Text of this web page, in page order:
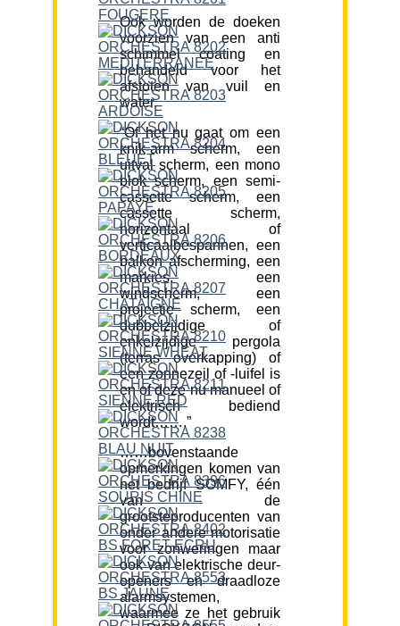
Ook worden de doeken
voorzien van een anti
schimmel coating en
behandeld voor het
afstoten van vuil en
water.
“Of het nu gaat om een
knik-arm scherm, een
uitval scherm, een mono
blok scherm, een semi-
cassette scherm, een
cassette scherm,
horizontaal of
verticaalbespannen, een
balkon afscherming, een
markies, een
windscherm, een
projectie scherm, een
dubbelzijdige of
enkelzijdige pergola
(terras overkapping) of
een zonnezeil of -luifel is
en of deze nu manueel of
elektrisch bediend
wordt…….”
……bovenstaande
opmerkingen komen van
het bedrijf SOMFY, één
van de
grootsteproducenten van
onder andere motorisatie
voor zonweringen maar
ook van elektrische deur-
openers en draadloze
alarmsystemen,
waarmee ze het gebruik